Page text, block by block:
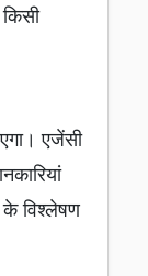
एजेंसी
के विश्लेषण